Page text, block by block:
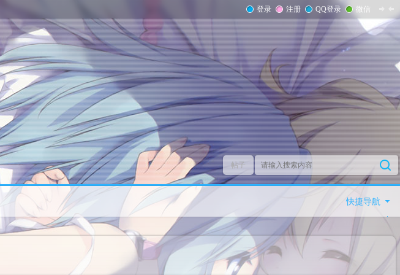
登录 注册 QQ登录 微信
帖子
快捷导航